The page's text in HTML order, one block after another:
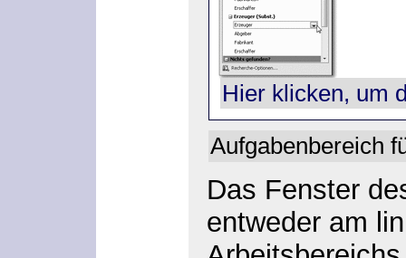
Hier klicken, um
Aufgabenbereich
Das Fenster
entweder am